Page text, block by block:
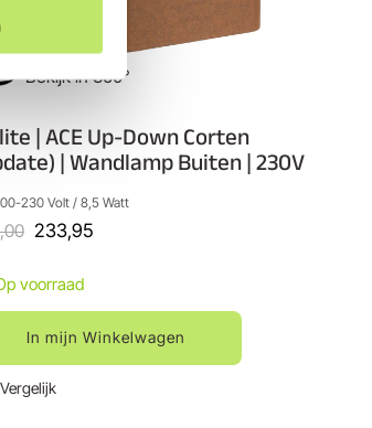
Bekijk in 360°
| ACE Up-Down Corten
| Wandlamp Buiten | 230V
230 Volt / 8,5 Watt
233,95
voorraad
In mijn Winkelwagen
Vergelijk